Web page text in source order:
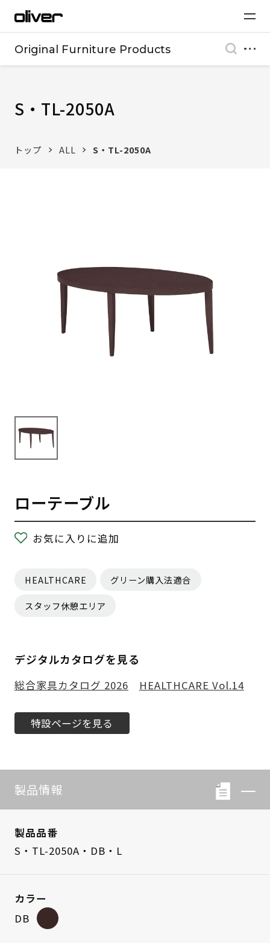
Original Furniture Products
S・TL-2050A
トップ ALL S・TL-2050A
ローテーブル
お気に入りに追加
HEALTHCARE グリーン購入法適合
スタッフ休憩エリア
デジタルカタログを見る
総合家具カタログ 2026 HEALTHCARE Vol.14
特設ページを見る
製品情報
製品品番
S・TL-2050A・DB・L
カラー
DB